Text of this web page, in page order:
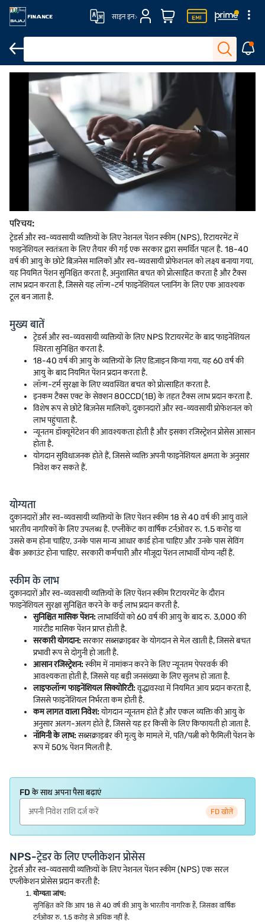
साइन इन
योग्यता लाभ एप्लीकेशन प्रोसेस NPS-ट्रेडर्स के लिए निकासी और बाहर निकलना
परिचय:
ट्रेडर्स और स्व-व्यवसायी व्यक्तियों के लिए नेशनल पेंशन स्कीम (NPS), रिटायरमेंट में
फाइनेंशियल स्वतंत्रता के लिए तैयार की गई एक सरकार द्वारा समर्थित पहल है. 18-40
वर्ष की आयु के छोटे बिज़नेस मालिकों और स्व-व्यवसायी प्रोफेशनल को लक्ष्य बनाया गया,
यह नियमित पेंशन सुनिश्चित करता है, अनुशासित बचत को प्रोत्साहित करता है और टैक्स
लाभ प्रदान करता है, जिससे यह लॉन्ग-टर्म फाइनेंशियल प्लानिंग के लिए एक आवश्यक
टूल बन जाता है.
मुख्य बातें
ट्रेडर्स और स्व-व्यवसायी व्यक्तियों के लिए NPS रिटायरमेंट के बाद फाइनेंशियल
स्थिरता सुनिश्चित करता है.
18-40 वर्ष की आयु के व्यक्तियों के लिए डिज़ाइन किया गया, यह 60 वर्ष की
आयु के बाद नियमित पेंशन प्रदान करता है.
लॉन्ग-टर्म सुरक्षा के लिए व्यवस्थित बचत को प्रोत्साहित करता है.
इनकम टैक्स एक्ट के सेक्शन 80CCD(1B) के तहत टैक्स लाभ प्रदान करता है.
विशेष रूप से छोटे बिज़नेस मालिकों, दुकानदारों और स्व-व्यवसायी प्रोफेशनल को
लाभ पहुंचाता है.
न्यूनतम डॉक्यूमेंटेशन की आवश्यकता होती है और इसका रजिस्ट्रेशन प्रोसेस आसान
होता है.
योगदान सुविधाजनक होते हैं, जिससे व्यक्ति अपनी फाइनेंशियल क्षमता के अनुसार
निवेश कर सकते हैं.
योग्यता
दुकानदारों और स्व-व्यवसायी व्यक्तियों के लिए पेंशन स्कीम 18 से 40 वर्ष की आयु वाले
भारतीय नागरिकों के लिए उपलब्ध है. एप्लीकेंट का वार्षिक टर्नओवर रु. 1.5 करोड़ या
उससे कम होना चाहिए, उनके पास मान्य आधार कार्ड होना चाहिए और उनके पास सेविंग
बैंक अकाउंट होना चाहिए. सरकारी कर्मचारी और मौजूदा पेंशन लाभार्थी योग्य नहीं हैं.
स्कीम के लाभ
दुकानदारों और स्व-व्यवसायी व्यक्तियों के लिए पेंशन स्कीम रिटायरमेंट के दौरान
फाइनेंशियल सुरक्षा सुनिश्चित करने के कई लाभ प्रदान करती है.
सुनिश्चित मासिक पेंशन:लाभार्थियों को 60 वर्ष की आयु के बाद रु. 3,000 की
गारंटीड मासिक पेंशन प्राप्त होती है.
सरकारी योगदान:सरकार सब्सक्राइबर के योगदान से मेल खाती है, जिससे बचत
प्रभावी रूप से दोगुनी हो जाती है.
आसान रजिस्ट्रेशन:स्कीम में नामांकन करने के लिए न्यूनतम पेपरवर्क की
आवश्यकता होती है, जिससे यह बड़ी जनसंख्या के लिए सुलभ हो जाता है.
लाइफलॉन्ग फाइनेंशियल सिक्योरिटी:वृद्धावस्था में नियमित आय प्रदान करता है,
जिससे फाइनेंशियल निर्भरता कम होती है.
कम लागत वाला निवेश:योगदान न्यूनतम होते हैं और एकल व्यक्ति की आयु के
अनुसार अलग-अलग होते हैं, जिससे यह हर किसी के लिए किफायती हो जाता है.
नॉमिनी के लाभ:सब्सक्राइबर की मृत्यु के मामले में, पति/पत्नी को फैमिली पेंशन के
रूप में 50% पेंशन मिलती है.
FD के साथ अपना पैसा बढ़ाएं
FD खोलें
NPS-ट्रेडर के लिए एप्लीकेशन प्रोसेस
ट्रेडर्स और स्व-व्यवसायी व्यक्तियों के लिए नेशनल पेंशन स्कीम (NPS) एक सरल
एप्लीकेशन प्रोसेस प्रदान करती है:
योग्यता जांच:
सुनिश्चित करें कि आप 18 से 40 वर्ष की आयु के भारतीय नागरिक हैं, जिसका वार्षिक
टर्नओवर रु. 1.5 करोड़ से अधिक नहीं है.